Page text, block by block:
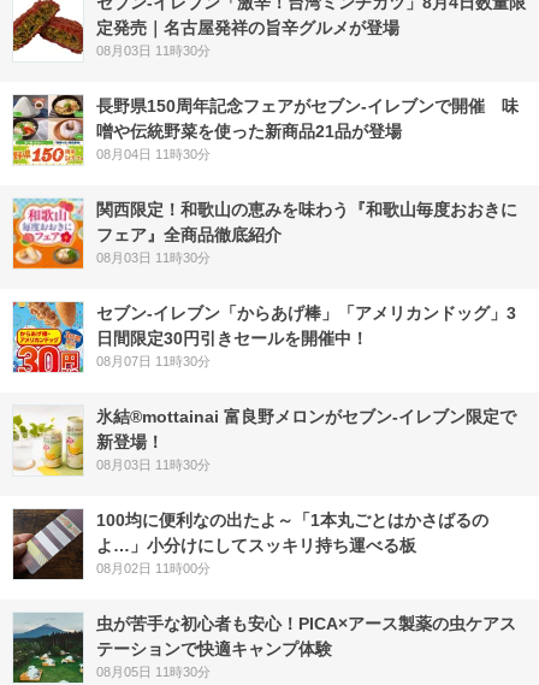
定発売｜名古屋発祥の旨辛グルメが登場
08月03日 11時30分
長野県150周年記念フェアがセブン-イレブンで開催 味
噌や伝統野菜を使った新商品21品が登場
08月04日 11時30分
関西限定！和歌山の恵みを味わう『和歌山毎度おおきに
フェア』全商品徹底紹介
08月03日 11時30分
セブン‐イレブン「からあげ棒」「アメリカンドッグ」3
日間限定30円引きセールを開催中！
08月07日 11時30分
氷結®mottainai 富良野メロンがセブン‐イレブン限定で
新登場！
08月03日 11時30分
100均に便利なの出たよ～「1本丸ごとはかさばるの
よ…」小分けにしてスッキリ持ち運べる板
08月02日 11時00分
虫が苦手な初心者も安心！PICA×アース製薬の虫ケアス
テーションで快適キャンプ体験
08月05日 11時30分